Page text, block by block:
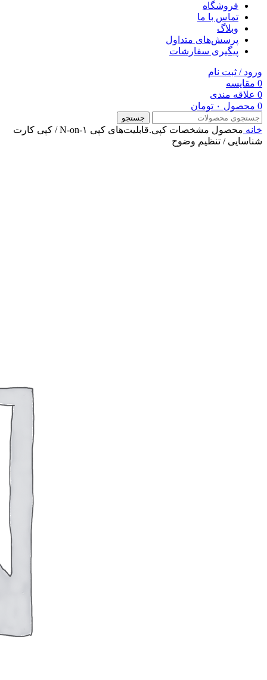
فروشگاه
تماس با ما
وبلاگ
پرسش‌های متداول
پیگیری سفارشات
ورود / ثبت نام
0 مقایسه
0 علاقه مندی
0 محصول ۰ تومان
جستجو
خانه محصول مشخصات کپی.قابلیت‌های کپی
N-on-۱ / کپی کارت
شناسایی / تنظیم وضوح